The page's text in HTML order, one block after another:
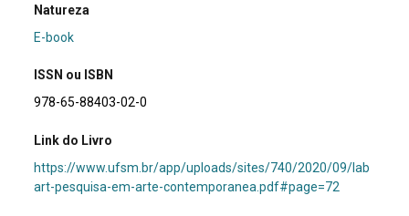
Natureza
E-book
ISSN ou ISBN
978-65-88403-02-0
Link do Livro
https://www.ufsm.br/app/uploads/sites/740/2020/09/lab
art-pesquisa-em-arte-contemporanea.pdf#page=72